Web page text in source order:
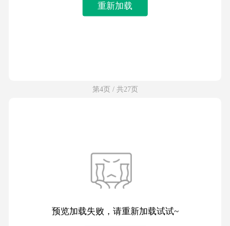
重新加载
第4页 / 共27页
预览加载失败，请重新加载试试~